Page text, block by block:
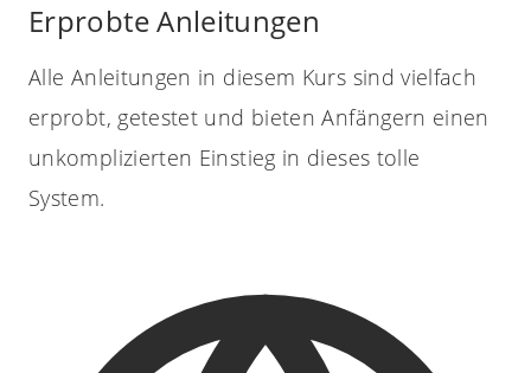
Erprobte Anleitungen
Alle Anleitungen in diesem Kurs sind vielfach
erprobt, getestet und bieten Anfängern einen
unkomplizierten Einstieg in dieses tolle
System.